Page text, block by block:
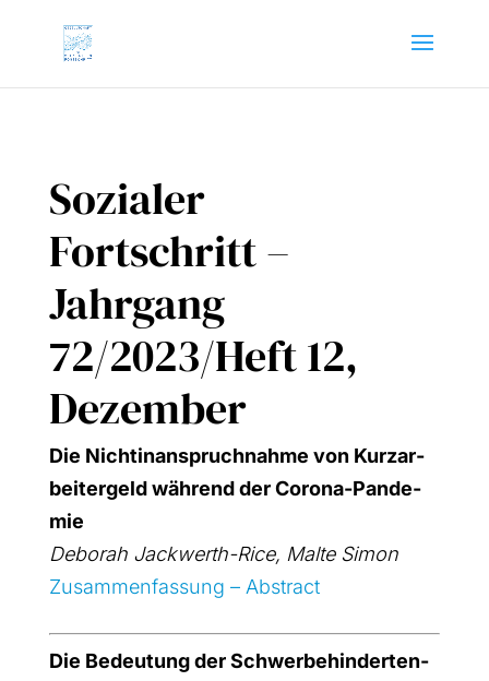
Sozialer
Fortschritt –
Jahrgang
72/2023/Heft 12,
Dezember
Die Nicht­in­an­spruch­nah­me von Kurz­ar­
bei­ter­geld wäh­rend der Coro­na-Pan­de­
mie
Debo­rah Jack­werth-Rice, Mal­te Simon
Zusam­men­fas­sung – Abs­tract
Die Bedeu­tung der Schwer­be­hin­der­ten­